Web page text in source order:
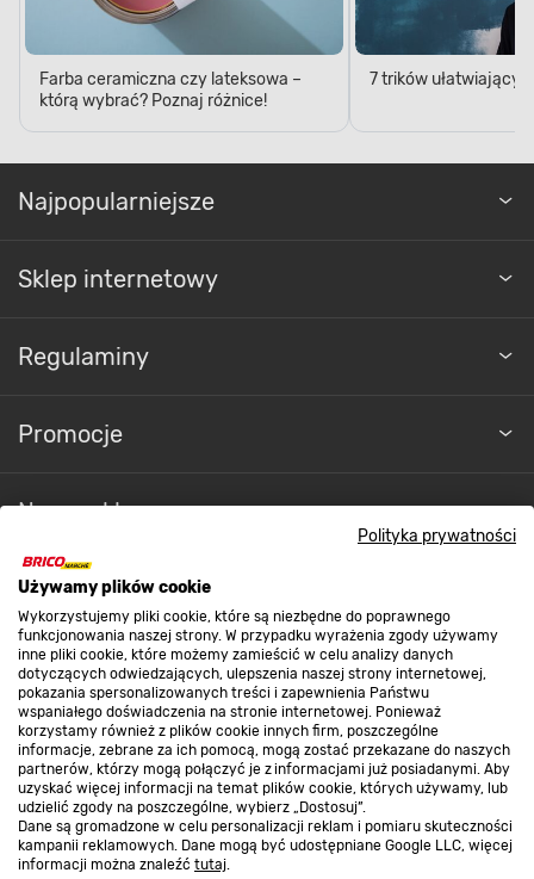
Polityka prywatności
Używamy plików cookie
Wykorzystujemy pliki cookie, które są niezbędne do poprawnego
funkcjonowania naszej strony. W przypadku wyrażenia zgody używamy
inne pliki cookie, które możemy zamieścić w celu analizy danych
dotyczących odwiedzających, ulepszenia naszej strony internetowej,
pokazania spersonalizowanych treści i zapewnienia Państwu
wspaniałego doświadczenia na stronie internetowej. Ponieważ
korzystamy również z plików cookie innych firm, poszczególne
informacje, zebrane za ich pomocą, mogą zostać przekazane do naszych
partnerów, którzy mogą połączyć je z informacjami już posiadanymi. Aby
uzyskać więcej informacji na temat plików cookie, których używamy, lub
udzielić zgody na poszczególne, wybierz „Dostosuj”.
Dane są gromadzone w celu personalizacji reklam i pomiaru skuteczności
kampanii reklamowych. Dane mogą być udostępniane Google LLC, więcej
informacji można znaleźć tutaj.
Farba ceramiczna czy lateksowa –
którą wybrać? Poznaj różnice!
7 trików
Najpopularniejsze
Sklep internetowy
Regulaminy
Promocje
Nasze sklepy
O nas
Kontakt do sklepu
Strefa biznesu
Dołącz do nas